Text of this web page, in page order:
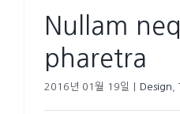
Nullam
pharetra
2016년 01월 19일 Design